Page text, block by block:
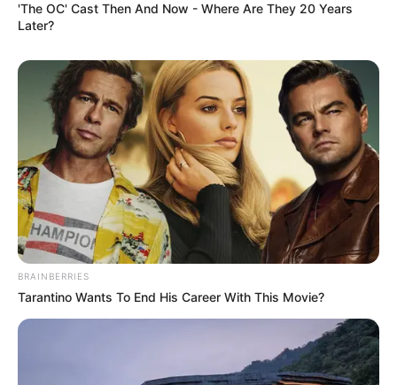
'The OC' Cast Then And Now - Where Are They 20 Years
Later?
BRAINBERRIES
Tarantino Wants To End His Career With This Movie?